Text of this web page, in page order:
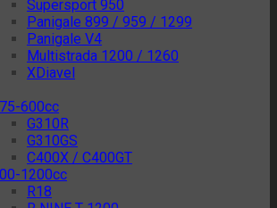
Supersport 950
Panigale 899 / 959 / 1299
Panigale V4
Multistrada 1200 / 1260
XDiavel
600cc
G310R
G310GS
C400X / C400GT
1200cc
R18